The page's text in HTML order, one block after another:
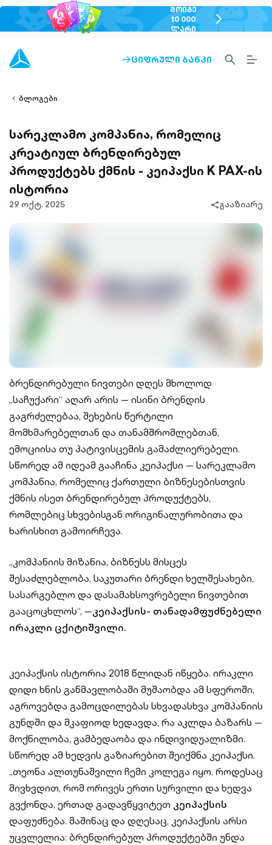
ᲛᲝᲘᲒᲔ
10 000
ᲚᲐᲠᲘ
chevron-
right-
ARROW-
ᲪᲘᲤᲠᲣᲚᲘ ᲑᲐᲜᲙᲘ
SEARCH-
OUTLINED
ბლოგები
სარეკლამო კომპანია, რომელიც
კრეატიულ ბრენდირებულ
პროდუქტებს ქმნის - კეიპაქსი K PAX-ის
ისტორია
29 ოქტ. 2025
share-
გააზიარე
ბრენდირებული ნივთები დღეს მხოლოდ
„საჩუქარი“ აღარ არის — ისინი ბრენდის
გაგრძელებაა, შეხების წერტილი
მომხმარებელთან და თანამშრომლებთან,
ემოციისა თუ პატივისცემის გამაძლიერებელი.
სწორედ ამ იდეამ გააჩინა კეიპაქსი — სარეკლამო
კომპანია, რომელიც ქართული ბიზნესებისთვის
ქმნის ისეთ ბრენდირებულ პროდუქტებს,
რომლებიც სხვებისგან ორიგინალურობითა და
ხარისხით გამოირჩევა.
„კომპანიის მიზანია, ბიზნესს მისცეს
შესაძლებლობა, საკუთარი ბრენდი ხელშესახები,
სასარგებლო და დასამახსოვრებელი ნივთებით
გააცოცხლოს“, —კეიპაქსის- თანადამფუძნებელი
ირაკლი ცქიტიშვილი.
კეიპაქსის ისტორია 2018 წლიდან იწყება. ირაკლი
დიდი ხნის განმავლობაში მუშაობდა ამ სფეროში,
აგროვებდა გამოცდილებას სხვადასხვა კომპანიის
გუნდში და მკაფიოდ ხედავდა, რა აკლდა ბაზარს —
მოქნილობა, გამბედაობა და ინდივიდუალიზმი.
სწორედ ამ ხედვის გაზიარებით შეიქმნა კეიპაქსი.
„თეონა ალთუნაშვილი ჩემი კოლეგა იყო. როდესაც
მივხვდით, რომ ორივეს ერთი სურვილი და ხედვა
გვქონდა, ერთად გადავწყვიტეთ კეიპაქსის
დაფუძნება. მაშინაც და დღესაც, კეიპაქსის არსი
უცვლელია: ბრენდირებულ პროდუქტებში უნდა